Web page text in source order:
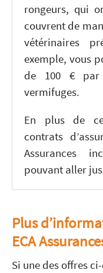
rongeurs, qui
couvrent de
vétérinaires
exemple, vous
de 100 €
vermifuges.
En plus de
contrats
Assurances
pouvant aller
Plus
ECA
Si une des offres